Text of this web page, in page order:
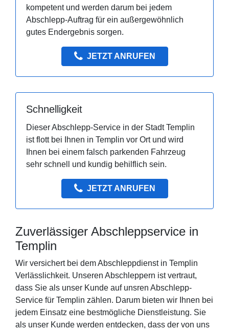
kompetent und werden darum bei jedem
Abschlepp-Auftrag für ein außergewöhnlich
gutes Endergebnis sorgen.
JETZT ANRUFEN
Schnelligkeit
Dieser Abschlepp-Service in der Stadt Templin
ist flott bei Ihnen in Templin vor Ort und wird
Ihnen bei einem falsch parkenden Fahrzeug
sehr schnell und kundig behilflich sein.
JETZT ANRUFEN
Zuverlässiger Abschleppservice in
Templin
Wir versichert bei dem Abschleppdienst in Templin
Verlässlichkeit. Unseren Abschleppern ist vertraut,
dass Sie als unser Kunde auf unsren Abschlepp-
Service für Templin zählen. Darum bieten wir Ihnen bei
jedem Einsatz eine bestmögliche Dienstleistung. Sie
als unser Kunde werden entdecken, dass der von uns